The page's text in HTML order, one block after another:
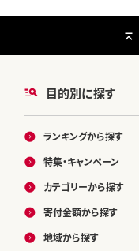
目的別に探す
ランキングから探す
特集・キャンペーン
カテゴリーから探す
寄付金額から探す
地域から探す